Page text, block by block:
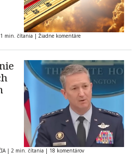
1 min. čítania | Žiadne komentáre
| 2 min. čítania | 18 komentárov